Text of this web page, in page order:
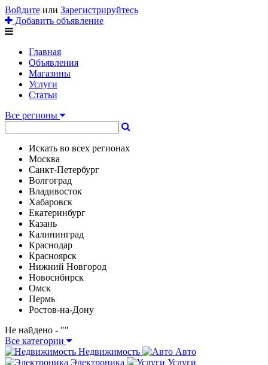
Войдите или Зарегистрируйтесь
Добавить объявление
Главная
Объявления
Магазины
Услуги
Статьи
Все регионы
Искать во всех регионах
Москва
Санкт-Петербург
Волгоград
Владивосток
Хабаровск
Екатеринбург
Казань
Калининград
Краснодар
Красноярск
Нижний Новгород
Новосибирск
Омск
Пермь
Ростов-на-Дону
Не найдено - ""
Все категории
Недвижимость
Авто
Электроника
Услуги